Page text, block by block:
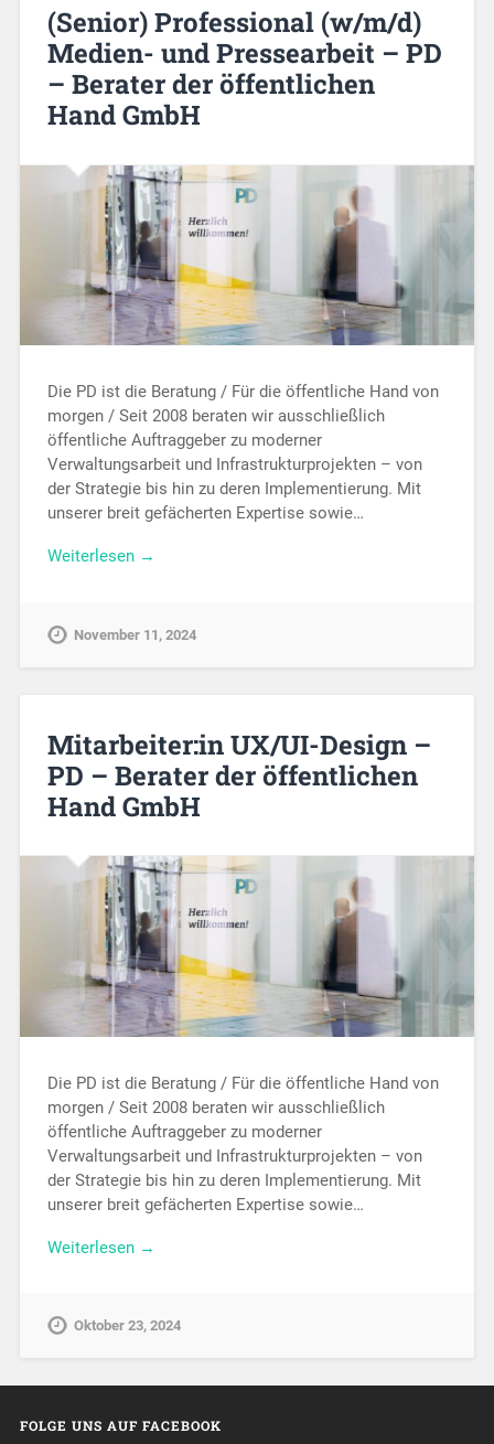
(Senior) Professional (w/m/d)
Medien- und Pressearbeit – PD
– Berater der öffentlichen
Hand GmbH
Die PD ist die Beratung / Für die öffentliche Hand von
morgen / Seit 2008 beraten wir ausschließlich
öffentliche Auftraggeber zu moderner
Verwaltungsarbeit und Infrastrukturprojekten – von
der Strategie bis hin zu deren Implementierung. Mit
unserer breit gefächerten Expertise sowie…
Weiterlesen →
November 11, 2024
Mitarbeiter:in UX/UI-Design –
PD – Berater der öffentlichen
Hand GmbH
Die PD ist die Beratung / Für die öffentliche Hand von
morgen / Seit 2008 beraten wir ausschließlich
öffentliche Auftraggeber zu moderner
Verwaltungsarbeit und Infrastrukturprojekten – von
der Strategie bis hin zu deren Implementierung. Mit
unserer breit gefächerten Expertise sowie…
Weiterlesen →
Oktober 23, 2024
FOLGE UNS AUF FACEBOOK